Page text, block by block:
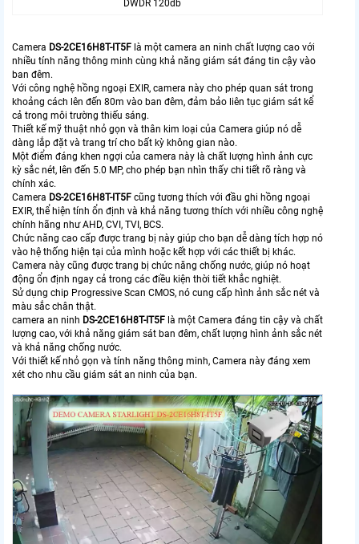
DWDR 120db
Camera DS-2CE16H8T-IT5F là một camera an ninh chất lượng cao với
nhiều tính năng thông minh cùng khả năng giám sát đáng tin cậy vào
ban đêm.
Với công nghệ hồng ngoại EXIR, camera này cho phép quan sát trong
khoảng cách lên đến 80m vào ban đêm, đảm bảo liên tục giám sát kể
cả trong môi trường thiếu sáng.
Thiết kế mỹ thuật nhỏ gọn và thân kim loại của Camera giúp nó dễ
dàng lắp đặt và trang trí cho bất kỳ không gian nào.
Một điểm đáng khen ngợi của camera này là chất lượng hình ảnh cực
kỳ sắc nét, lên đến 5.0 MP, cho phép bạn nhìn thấy chi tiết rõ ràng và
chính xác.
Camera DS-2CE16H8T-IT5F cũng tương thích với đầu ghi hồng ngoại
EXIR, thể hiện tính ổn định và khả năng tương thích với nhiều công nghệ
chính hãng như AHD, CVI, TVI, BCS.
Chức năng cao cấp được trang bị này giúp cho bạn dễ dàng tích hợp nó
vào hệ thống hiện tại của mình hoặc kết hợp với các thiết bị khác.
Camera này cũng được trang bị chức năng chống nước, giúp nó hoạt
động ổn định ngay cả trong các điều kiện thời tiết khắc nghiệt.
Sử dụng chip Progressive Scan CMOS, nó cung cấp hình ảnh sắc nét và
màu sắc chân thật.
camera an ninh DS-2CE16H8T-IT5F là một Camera đáng tin cậy và chất
lượng cao, với khả năng giám sát ban đêm, chất lượng hình ảnh sắc nét
và khả năng chống nước.
Với thiết kế nhỏ gọn và tính năng thông minh, Camera này đáng xem
xét cho nhu cầu giám sát an ninh của bạn.